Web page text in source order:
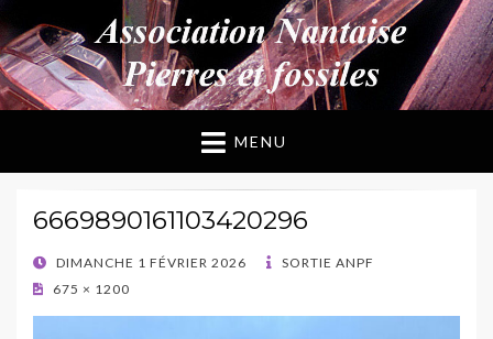
ANPF
Association Nantaise Pierres et Fossiles
MENU
6669890161103420296
POSTED
ON
DIMANCHE 1 FÉVRIER 2026
SORTIE ANPF
675 × 1200